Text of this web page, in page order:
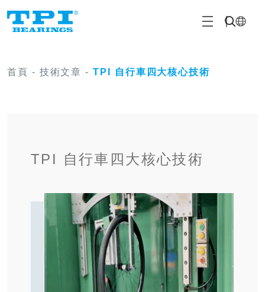
首頁 - 技術文章 -TPI 自行車四大核心技術
TPI 自行車四大核心技術